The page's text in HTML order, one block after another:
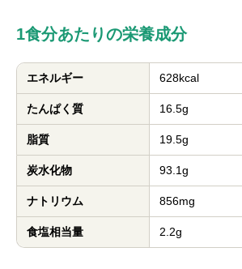
1食分あたりの栄養成分
エネルギー 628kcal
たんぱく質 16.5g
脂質 19.5g
炭水化物 93.1g
ナトリウム 856mg
食塩相当量 2.2g